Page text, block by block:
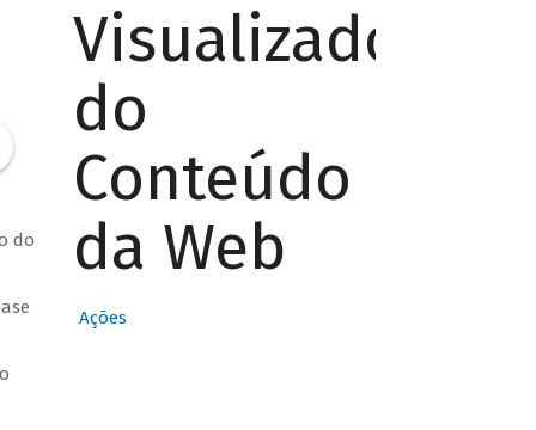
do
Visualizador
do
Conteúdo
da Web
Ações